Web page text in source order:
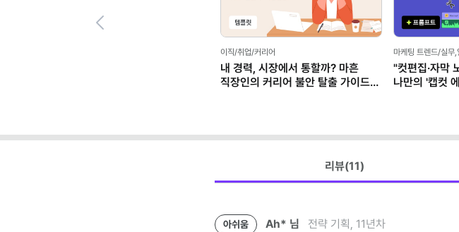
이직/취업/커리어
내 경력, 시장에서 통할까? 마흔
직장인의 커리어 불안 탈출 가이드
마케팅 트렌드/실무,
"컷편집·자막
나만의 '캡컷
리뷰(11)
아쉬움 Ah* 님 전략 기획, 11년차